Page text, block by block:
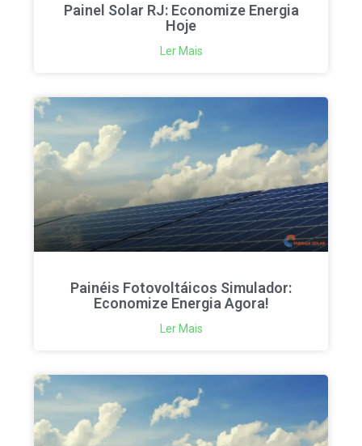
Painel Solar RJ: Economize Energia
Hoje
Ler Mais
Painéis Fotovoltáicos Simulador:
Economize Energia Agora!
Ler Mais